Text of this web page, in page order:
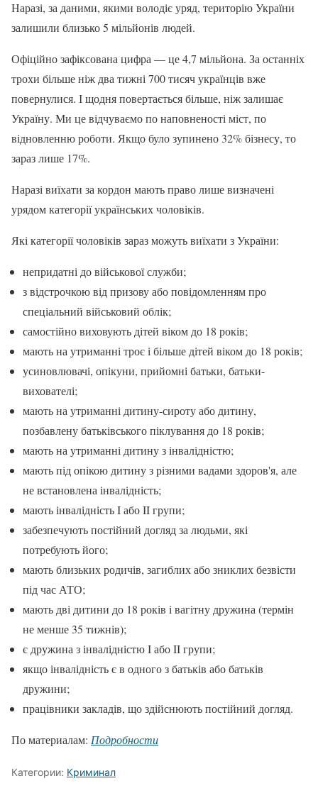
Наразі, за даними, якими володіє уряд, територію України
залишили близько 5 мільйонів людей.
Офіційно зафіксована цифра — це 4,7 мільйона. За останніх
трохи більше ніж два тижні 700 тисяч українців вже
повернулися. І щодня повертається більше, ніж залишає
Україну. Ми це відчуваємо по наповненості міст, по
відновленню роботи. Якщо було зупинено 32% бізнесу, то
зараз лише 17%.
Наразі виїхати за кордон мають право лише визначені
урядом категорії українських чоловіків.
Які категорії чоловіків зараз можуть виїхати з України:
непридатні до військової служби;
з відстрочкою від призову або повідомленням про
спеціальний військовий облік;
самостійно виховують дітей віком до 18 років;
мають на утриманні троє і більше дітей віком до 18 років;
усиновлювачі, опікуни, прийомні батьки, батьки-
вихователі;
мають на утриманні дитину-сироту або дитину,
позбавлену батьківського піклування до 18 років;
мають на утриманні дитину з інвалідністю;
мають під опікою дитину з різними вадами здоров'я, але
не встановлена інвалідність;
мають інвалідність I або II групи;
забезпечують постійний догляд за людьми, які
потребують його;
мають близьких родичів, загиблих або зниклих безвісти
під час АТО;
мають дві дитини до 18 років і вагітну дружина (термін
не менше 35 тижнів);
є дружина з інвалідністю I або II групи;
якщо інвалідність є в одного з батьків або батьків
дружини;
працівники закладів, що здійснюють постійний догляд.
По материалам: Подробности
Категории: Криминал